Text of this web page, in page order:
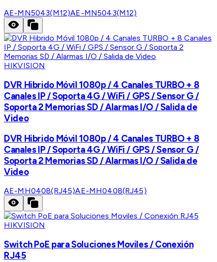
AE-MN5043(M12)AE-MN5043(M12)
HIKVISION
DVR Hibrido Móvil 1080p / 4 Canales TURBO + 8
Canales IP / Soporta 4G / WiFi / GPS / Sensor G /
Soporta 2 Memorias SD / Alarmas I/O / Salida de
Video
DVR Hibrido Móvil 1080p / 4 Canales TURBO + 8
Canales IP / Soporta 4G / WiFi / GPS / Sensor G /
Soporta 2 Memorias SD / Alarmas I/O / Salida de
Video
AE-MH0408(RJ45)AE-MH0408(RJ45)
HIKVISION
Switch PoE para Soluciones Moviles / Conexión
RJ45